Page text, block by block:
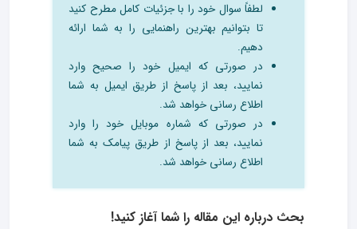
لطفاً سوال خود را با جزئیات کامل مطرح کنید
تا بتوانیم بهترین راهنمایی را به شما ارائه
دهیم.
در صورتی که ایمیل خود را صحیح وارد
نمایید، بعد از پاسخ از طریق ایمیل به شما
اطلاع رسانی خواهد شد.
در صورتی که شماره موبایل خود را وارد
نمایید، بعد از پاسخ از طریق پیامک به شما
اطلاع رسانی خواهد شد.
بحث درباره این مقاله را شما آغاز کنید!